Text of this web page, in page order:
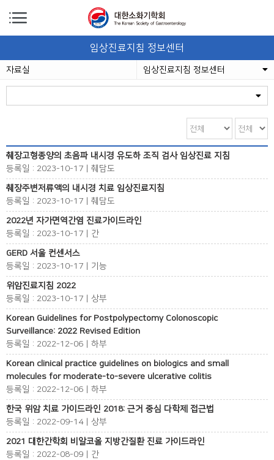
임상진료지침 정보센터
자료실 임상진료지침 정보센터
췌장고형종양의 초음파 내시경 유도하 조직 검사 임상진료 지침
등록일 : 2023-10-17 | 췌담도
췌장주변저류액의 내시경 치료 임상진료지침
등록일 : 2023-10-17 | 췌담도
2022년 자가면역간염 진료가이드라인
등록일 : 2023-10-17 | 간
GERD 서울 컨센서스
등록일 : 2023-10-17 | 기능
위암진료지침 2022
등록일 : 2023-10-17 | 상부
Korean Guidelines for Postpolypectomy Colonoscopic
Surveillance: 2022 Revised Edition
등록일 : 2022-12-06 | 하부
Korean clinical practice guidelines on biologics and small
molecules for moderate-to-severe ulcerative colitis
등록일 : 2022-12-06 | 하부
한국 위암 치료 가이드라인 2018: 근거 중심 다학제 접근법
등록일 : 2022-09-14 | 상부
2021 대한간학회 비알코올 지방간질환 진료 가이드라인
등록일 : 2022-08-09 | 간